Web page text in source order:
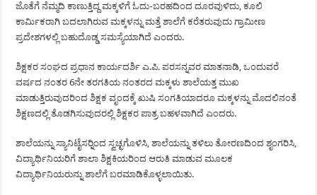
ಜೊತೆಗೆ ನೆಮ್ಮದಿ ಕಾಣುತ್ತಿದ್ದ ಮಕ್ಕಳಿಗೆ ಓದು-ಬರಹದಿಂದ ದೂರವುಳಿದು, ಕೂಲಿ
ಕಾರ್ಮಿಕರಾಗಿ ಬದಲಾಗಿರುವ ಮಕ್ಕಳನ್ನು ಮತ್ತೆ ಶಾಲೆಗೆ ಕರೆತರುವುದು ಗ್ರಾಮೀಣ
ಪ್ರದೇಶಗಳಲ್ಲಿ ಬಹುದೊಡ್ಡ ಸಮಸ್ಯೆಯಾಗಿದೆ ಎಂದರು.
ಶಿಕ್ಷಕರ ಸಂಘದ ಪ್ರಧಾನ ಕಾರ್ಯದರ್ಶಿ ಎ.ಪಿ. ಪರಸನ್ನವರ ಮಾತನಾಡಿ, ಒಂದುವರೆ
ವರ್ಷದ ನಂತರ 6ನೇ ತರಗತಿಯ ನಂತರದ ಮಕ್ಕಳು ಶಾಲೆಯತ್ತ ಮುಖ
ಮಾಡುತ್ತಿರುವುದರಿಂದ ಶಿಕ್ಷಕ ವೃಂದಕ್ಕೆ ಖುಷಿ ಸಂಗತಿಯಾದರೂ ಮಕ್ಕಳನ್ನು ಮೊದಲಿನಂತೆ
ಶಿಕ್ಷಣದಲ್ಲಿ ತೊಡಗಿಸುವುದರಲ್ಲಿ ಶಿಕ್ಷಕರ ಪಾತ್ರ ಬಹಳವಾಗಿದೆ ಎಂದರು.
ಶಾಲೆಯನ್ನು ಸ್ಯಾನಿಟೈಸರ್‍ನಿಂದ ಸ್ವಚ್ಛಗೊಳಿಸಿ, ಶಾಲೆಯನ್ನು ತಳಿಲು ತೋರಣದಿಂದ ಶೃಂಗರಿಸಿ,
ವಿದ್ಯಾರ್ಥಿನಿಯರಿಗೆ ಶಾಲಾ ಶಿಕ್ಷಕಿಯರಿಂದ ಆರುತಿ ಮಾಡುವ ಮೂಲಕ
ವಿದ್ಯಾರ್ಥಿನಿಯರುನ್ನು ಶಾಲೆಗೆ ಬರಮಾಡಿಕೊಳ್ಳಲಾಯಿತು.